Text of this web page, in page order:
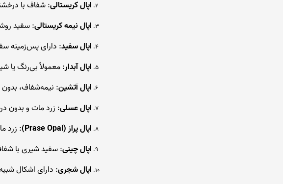
اپال کریستالی: شفاف با
اپال نیمه کریستالی: سفید
اپال سفید: دارای پس‌زمینه
اپال آبدار: معمولاً بی‌رنگ یا
اپال آتشین: نیمه‌شفاف، بدون
اپال عسلی: زرد مات و بدون
اپال پراز (Prase Opal)
: زرد
اپال چینی: سفید شیری با
اپال شجری: دارای اشکال